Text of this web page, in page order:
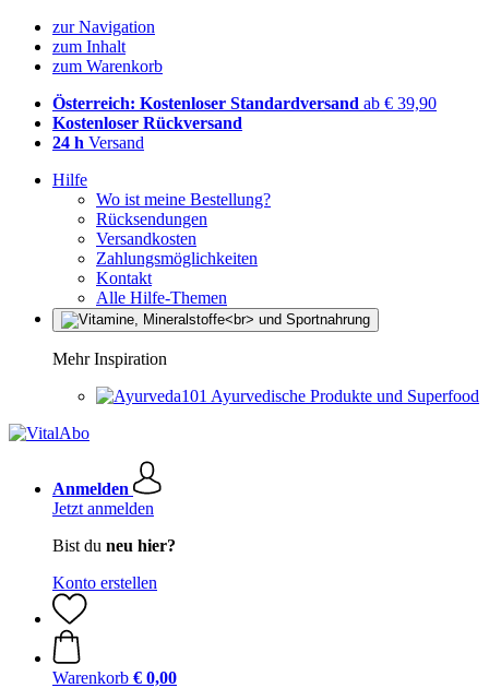
zur Navigation
zum Inhalt
zum Warenkorb
Österreich: Kostenloser Standardversand ab € 39,90
Kostenloser Rückversand
24 h Versand
Hilfe
Wo ist meine Bestellung?
Rücksendungen
Versandkosten
Zahlungsmöglichkeiten
Kontakt
Alle Hilfe-Themen
Mehr Inspiration
Ayurvedische Produkte und Superfood
Anmelden
Jetzt anmelden
Bist du neu hier?
Konto erstellen
Warenkorb € 0,00